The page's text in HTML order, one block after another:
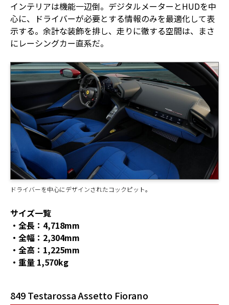
インテリアは機能一辺倒。デジタルメーターとHUDを中
心に、ドライバーが必要とする情報のみを最適化して表
示する。余計な装飾を排し、走りに徹する空間は、まさ
にレーシングカー直系だ。
ドライバーを中心にデザインされたコックピット。
サイズ一覧
・全長：4,718mm
・全幅：2,304mm
・全高：1,225mm
・重量 1,570kg
849 Testarossa Assetto Fiorano